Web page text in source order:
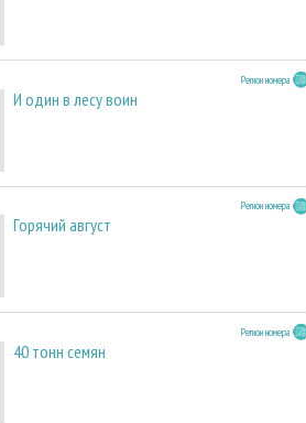
Регион номера
И один в лесу воин
Регион номера
Горячий август
Регион номера
40 тонн семян